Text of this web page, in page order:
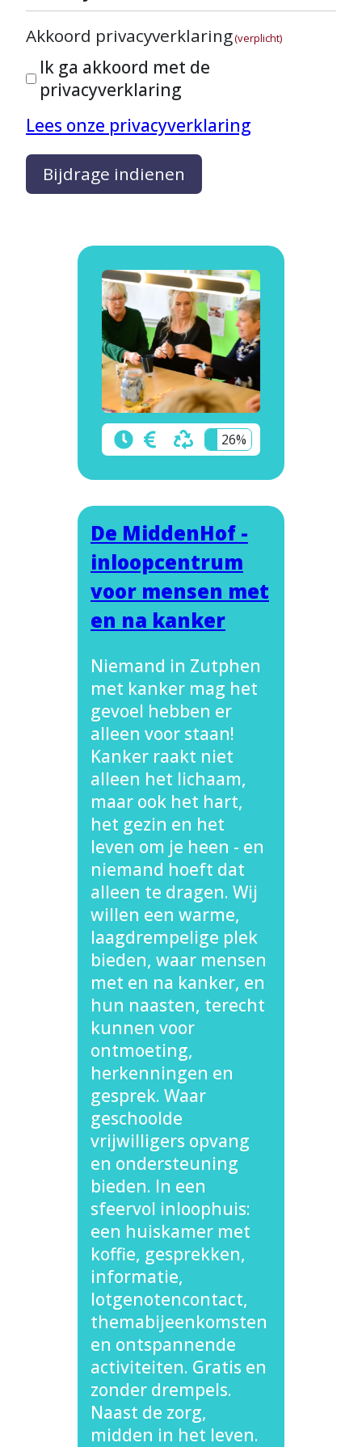
Akkoord privacyverklaring(verplicht)
Ik ga akkoord met de
privacyverklaring
Lees onze privacyverklaring
Bijdrage indienen
26%
De MiddenHof -
inloopcentrum
voor mensen met
en na kanker
Niemand in Zutphen
met kanker mag het
gevoel hebben er
alleen voor staan!
Kanker raakt niet
alleen het lichaam,
maar ook het hart,
het gezin en het
leven om je heen - en
niemand hoeft dat
alleen te dragen. Wij
willen een warme,
laagdrempelige plek
bieden, waar mensen
met en na kanker, en
hun naasten, terecht
kunnen voor
ontmoeting,
herkenningen en
gesprek. Waar
geschoolde
vrijwilligers opvang
en ondersteuning
bieden. In een
sfeervol inloophuis:
een huiskamer met
koffie, gesprekken,
informatie,
lotgenotencontact,
themabijeenkomsten
en ontspannende
activiteiten. Gratis en
zonder drempels.
Naast de zorg,
midden in het leven.